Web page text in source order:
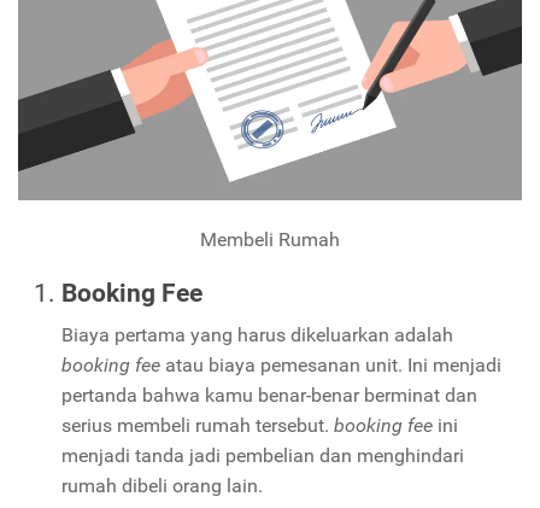
Membeli Rumah
Booking Fee
Biaya pertama yang harus dikeluarkan adalah
booking fee atau biaya pemesanan unit. Ini menjadi
pertanda bahwa kamu benar-benar berminat dan
serius membeli rumah tersebut. booking fee ini
menjadi tanda jadi pembelian dan menghindari
rumah dibeli orang lain.